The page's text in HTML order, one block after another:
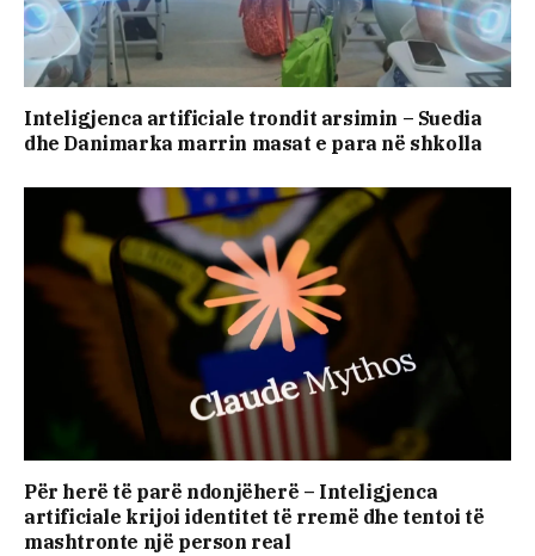
Inteligjenca artificiale trondit arsimin – Suedia
dhe Danimarka marrin masat e para në shkolla
Për herë të parë ndonjëherë – Inteligjenca
artificiale krijoi identitet të rremë dhe tentoi të
mashtronte një person real